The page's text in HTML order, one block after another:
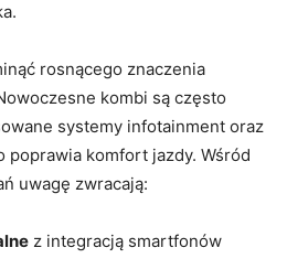
rosnącego ⁤znaczenia
kombi są często
systemy infotainment oraz
poprawia komfort ​jazdy. Wśród
uwagę zwracają:
z integracją smartfonów